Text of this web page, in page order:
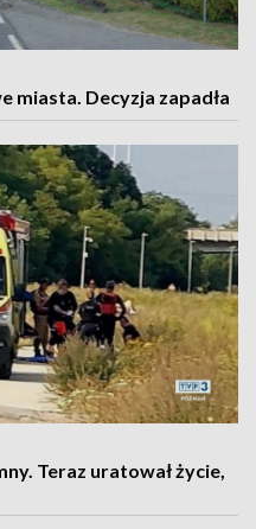
miasta. Decyzja zapadła
Teraz uratował życie,